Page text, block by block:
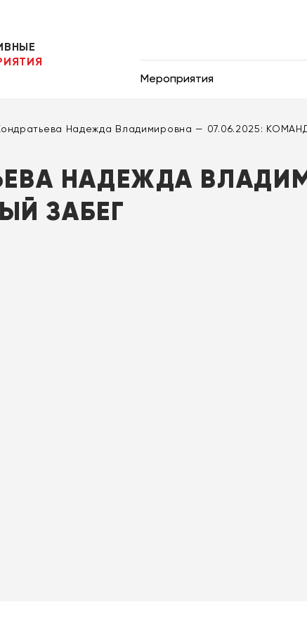
Мероприятия
Надежда Владимировна — 07.06.2025:
НАДЕЖДА
ЗАБЕГ